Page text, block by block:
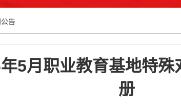
告
5月职业教育基地特
册